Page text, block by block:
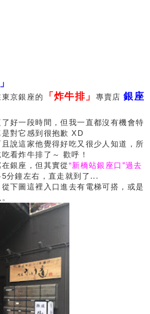
京銀座的 「炸牛排」 專賣店銀座
好一段時間，但我一直都沒有機會特
對它感到很抱歉 XD
說這家他覺得好吃又很少人知道，所
看炸牛排了～ 歡呼！
銀座，但其實從“新橋站銀座口”過去
分鐘左右，直走就到了...
下圖這裡入口進去有電梯可搭，或是